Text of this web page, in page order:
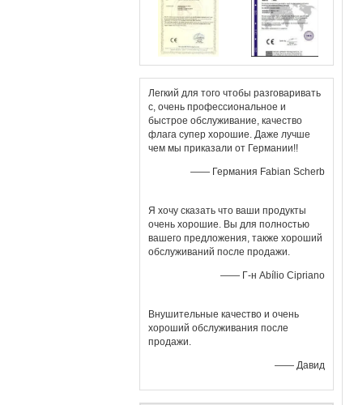
Легкий для того чтобы разговаривать
с, очень профессиональное и
быстрое обслуживание, качество
флага супер хорошие. Даже лучше
чем мы приказали от Германии!!
—— Германия Fabian Scherb
Я хочу сказать что ваши продукты
очень хорошие. Вы для полностью
вашего предложения, также хороший
обслуживаний после продажи.
—— Г-н Abílio Cipriano
Внушительные качество и очень
хороший обслуживания после
продажи.
—— Давид